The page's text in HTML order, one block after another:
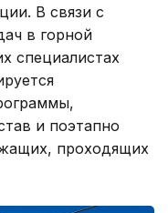
В связи с
в горной
специалистах
и поэтапно
проходящих